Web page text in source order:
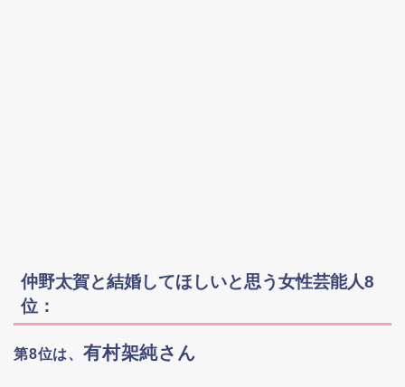
仲野太賀と結婚してほしいと思う女性芸能人8
位：
第8位は、 有村架純さん